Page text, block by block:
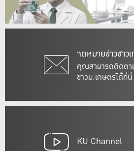
จดหมายข่าวชาว
คุณสามารถติดตา
ชาวม.เกษตรได้ที่นี่
KU Channel